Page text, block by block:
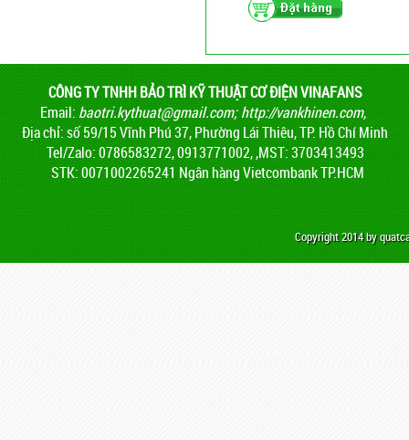
CÔNG TY TNHH BẢO TRÌ KỸ THUẬT CƠ ĐIỆN VINAFANS
Email: baotri.kythuat@gmail.com;http://vankhinen.com,
Địa chỉ: số 59/15 Vĩnh Phú 37, Phường Lái Thiêu, TP. Hồ Chí Minh
Tel/Zalo: 0786583272, 0913771002, ,MST: 3703413493
STK: 0071002265241 Ngân hàng Vietcombank TP.HCM
Copyright 2014 by